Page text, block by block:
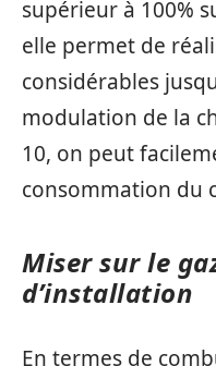
supérieur à 100%
elle permet de
considérables
modulation de la
10, on peut
consommation du
Miser sur le
d’installation
En termes de